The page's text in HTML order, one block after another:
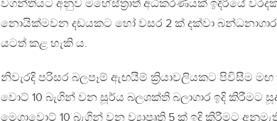
වගන්තියට අනුව මහේස්ත්‍රාත් අධිකරණයක් ඉදිරියේ
නොයික්මවන දඩයකට හෝ වසර 2 ක් දක්වා
යටත් කළ හැකි ය.
නිවැරදි පරිසර බලපෑම් ඇඟයීම් ක්‍රියාවලියකට පිවිසීම මඟ
වොට් 10 බැගින් වන සූර්ය බලශක්ති බලාගාර ඉදි කිරීමට
මෙගාවොට් 10 බැගින් වන ව්‍යාපෘති 5 ක් ඉදි කිරීමට